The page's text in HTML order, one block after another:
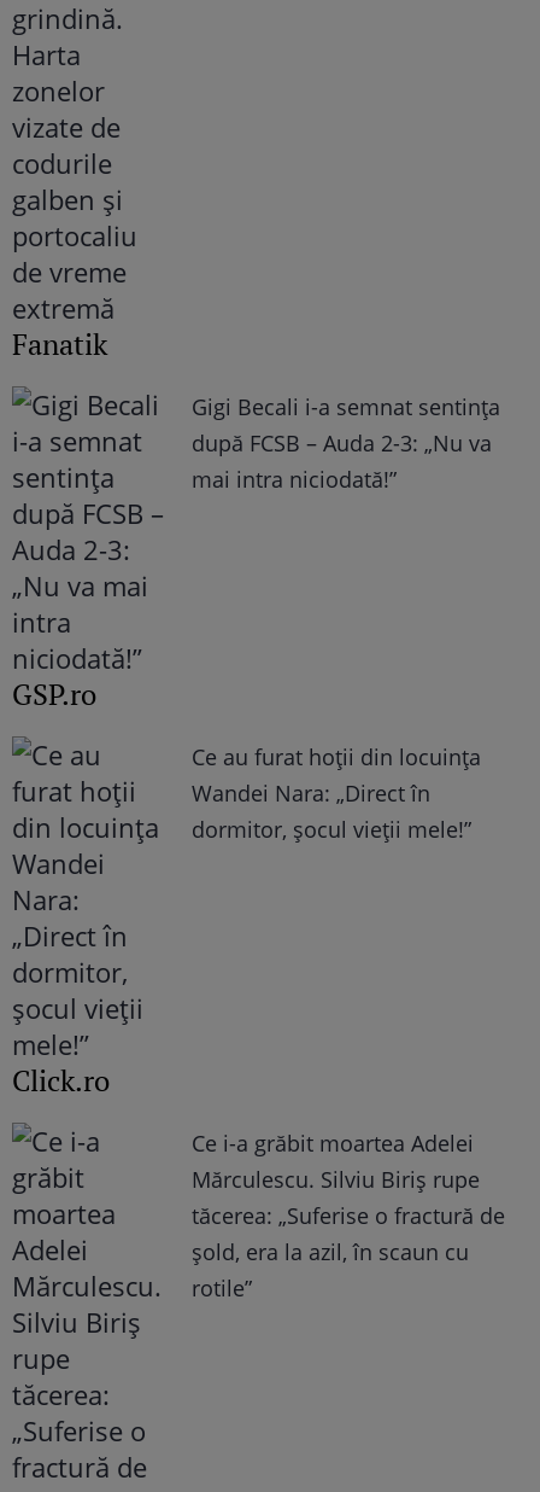
Fanatik
Gigi Becali i-a semnat sentința
după FCSB – Auda 2-3: „Nu va
mai intra niciodată!”
GSP.ro
Ce au furat hoții din locuința
Wandei Nara: „Direct în
dormitor, șocul vieții mele!”
Click.ro
Ce i-a grăbit moartea Adelei
Mărculescu. Silviu Biriș rupe
tăcerea: „Suferise o fractură de
șold, era la azil, în scaun cu
rotile”